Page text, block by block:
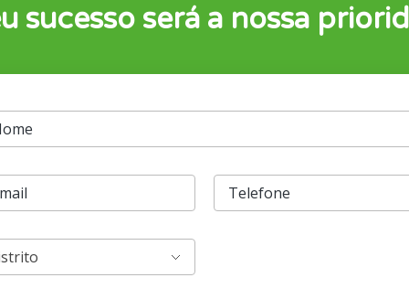
sucesso será a nossa